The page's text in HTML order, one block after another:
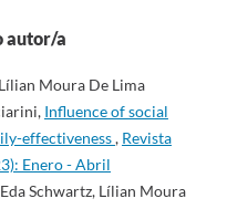
autor/a
Moura De Lima
Influence of social
effectiveness, Revista
Enero - Abril
Schwartz, Lílian Moura